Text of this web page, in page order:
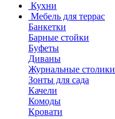
Кухни
Мебель для террас
Банкетки
Барные стойки
Буфеты
Диваны
Журнальные столики
Зонты для сада
Качели
Комоды
Кровати